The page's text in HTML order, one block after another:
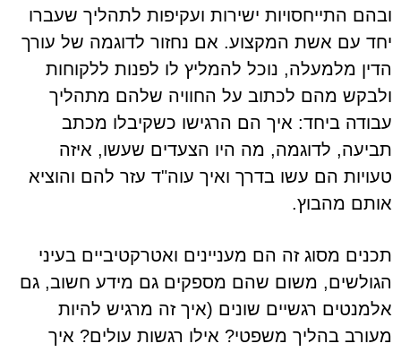
ובהם התייחסויות ישירות ועקיפות לתהליך שעברו
יחד עם אשת המקצוע. אם נחזור לדוגמה של עורך
הדין מלמעלה, נוכל להמליץ לו לפנות ללקוחות
ולבקש מהם לכתוב על החוויה שלהם מתהליך
עבודה ביחד: איך הם הרגישו כשקיבלו מכתב
תביעה, לדוגמה, מה היו הצעדים שעשו, איזה
טעויות הם עשו בדרך ואיך עוה"ד עזר להם והוציא
אותם מהבוץ.
תכנים מסוג זה הם מעניינים ואטרקטיביים בעיני
הגולשים, משום שהם מספקים גם מידע חשוב, גם
אלמנטים רגשיים שונים (איך זה מרגיש להיות
מעורב בהליך משפטי? אילו רגשות עולים? איך